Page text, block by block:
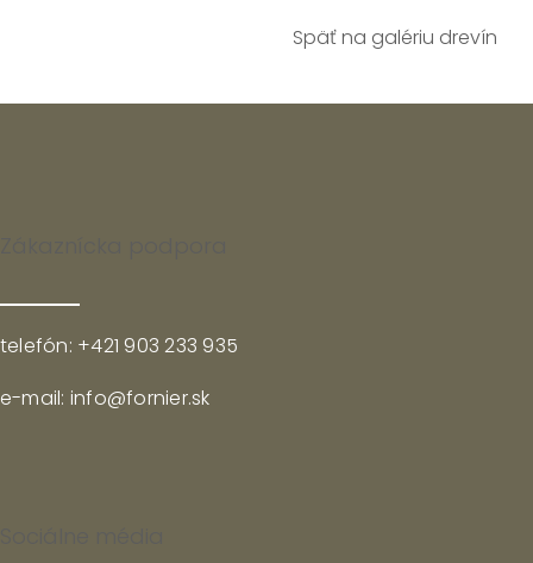
Späť na galériu drevín
telefón: +421 903 233 935
e-mail: info@fornier.sk